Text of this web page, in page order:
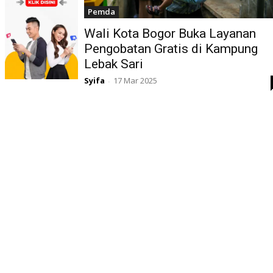
Pemda
Wali Kota Bogor Buka Layanan
Pengobatan Gratis di Kampung
Lebak Sari
Syifa - 17 Mar 2025